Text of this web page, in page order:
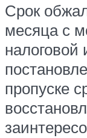
Срок
месяца с
налоговой
пропуске